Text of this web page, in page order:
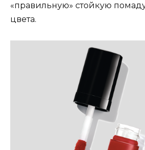
«правильную» стойкую
цвета.